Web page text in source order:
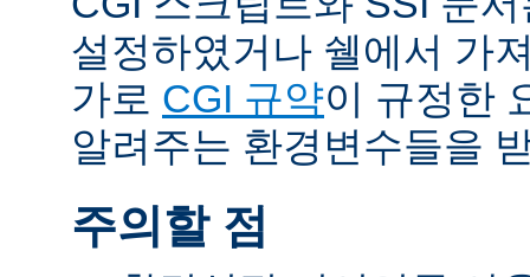
설정하였거나 쉘에서 가
가로 CGI 규약이 규정한
알려주는 환경변수들을
주의할 점